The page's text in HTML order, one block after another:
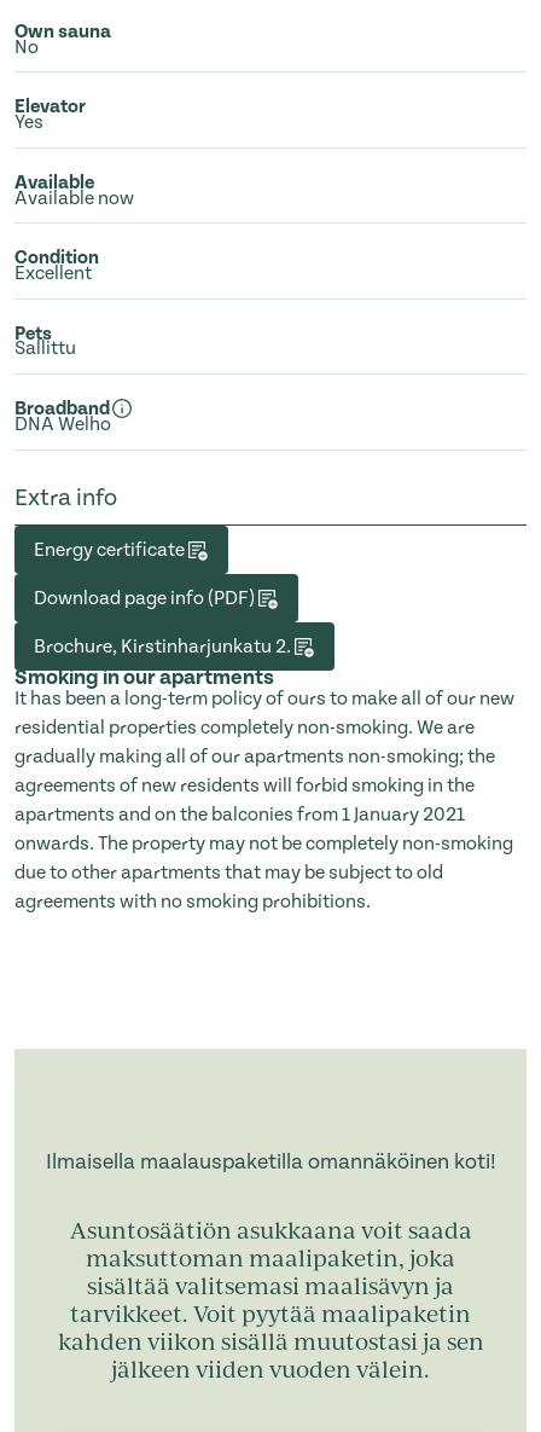
Own sauna
No
Elevator
Yes
Available
Available now
Condition
Excellent
Pets
Sallittu
Broadband
DNA Welho
Extra info
Energy certificate
Download page info (PDF)
Brochure, Kirstinharjunkatu 2.
Smoking in our apartments
It has been a long-term policy of ours to make all of our new
residential properties completely non-smoking. We are
gradually making all of our apartments non-smoking; the
agreements of new residents will forbid smoking in the
apartments and on the balconies from 1 January 2021
onwards. The property may not be completely non-smoking
due to other apartments that may be subject to old
agreements with no smoking prohibitions.
Ilmaisella maalauspaketilla omannäköinen koti!
Asuntosäätiön asukkaana voit saada
maksuttoman maalipaketin, joka
sisältää valitsemasi maalisävyn ja
tarvikkeet. Voit pyytää maalipaketin
kahden viikon sisällä muutostasi ja sen
jälkeen viiden vuoden välein.